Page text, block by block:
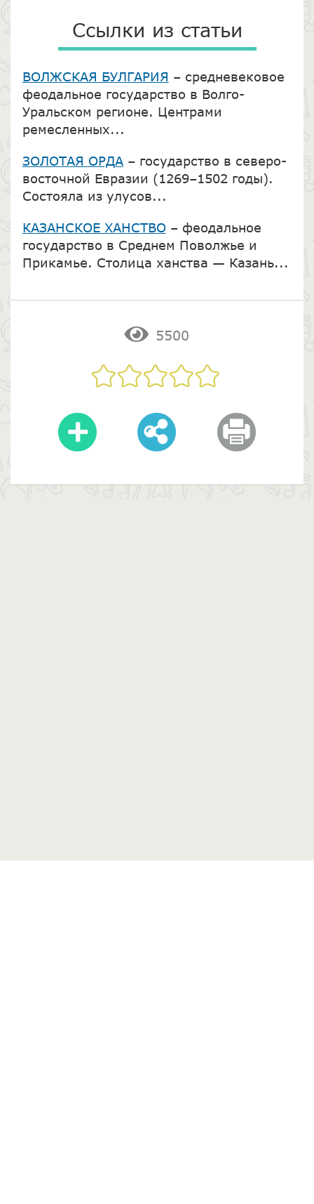
Ссылки из статьи
ВОЛЖСКАЯ БУЛГАРИЯ – средневековое
феодальное государство в Волго-
Уральском регионе. Центрами
ремесленных...
ЗОЛОТАЯ ОРДА – государство в северо-
восточной Евразии (1269–1502 годы).
Состояла из улусов...
КАЗАНСКОЕ ХАНСТВО – феодальное
государство в Среднем Поволжье и
Прикамье. Столица ханства — Казань...
5500